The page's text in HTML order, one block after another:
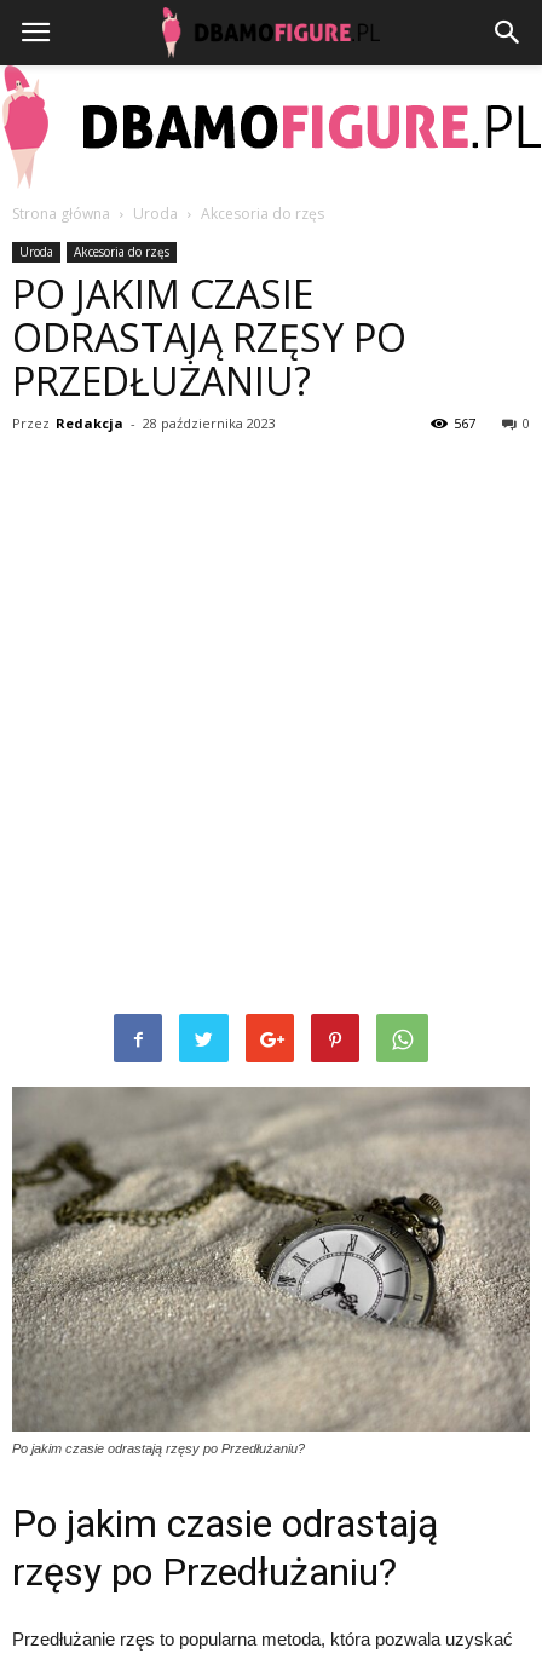
Strona główna Uroda Akcesoria do rzęs
Uroda Akcesoria do rzęs
PO JAKIM CZASIE
ODRASTAJĄ RZĘSY PO
PRZEDŁUŻANIU?
Przez Redakcja - 28 października 2023 0
567
Po jakim czasie odrastają rzęsy po Przedłużaniu?
Po jakim czasie odrastają
rzęsy po Przedłużaniu?
Przedłużanie rzęs to popularna metoda, która pozwala uzyskać